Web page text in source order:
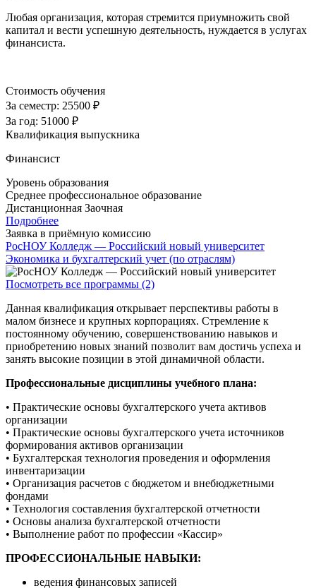
Любая организация, которая стремится приумножить свой
капитал и вести успешную деятельность, нуждается в услугах
финансиста.
Стоимость обучения
За семестр: 25500 ₽
За год: 51000 ₽
Квалификация выпускника
Финансист
Уровень образования
Среднее профессиональное образование
Дистанционная Заочная
Подробнее
Заявка в приёмную комиссию
РосНОУ Колледж — Российский новый университет
Экономика и бухгалтерский учет (по отраслям)
Посмотреть все программы (2)
Данная квалификация открывает перспективы работы в
малом бизнесе и крупных корпорациях. Стремление к
постоянному обучению, совершенствованию навыков и
приобретению новых знаний позволит вам достичь успеха и
занять высокие позиции в этой динамичной области.
Профессиональные дисциплины учебного плана:
• Практические основы бухгалтерского учета активов
организации
• Практические основы бухгалтерского учета источников
формирования активов организации
• Бухгалтерская технология проведения и оформления
инвентаризации
• Организация расчетов с бюджетом и внебюджетными
фондами
• Технология составления бухгалтерской отчетности
• Основы анализа бухгалтерской отчетности
• Выполнение работ по профессии «Кассир»
ПРОФЕССИОНАЛЬНЫЕ НАВЫКИ:
ведения финансовых записей